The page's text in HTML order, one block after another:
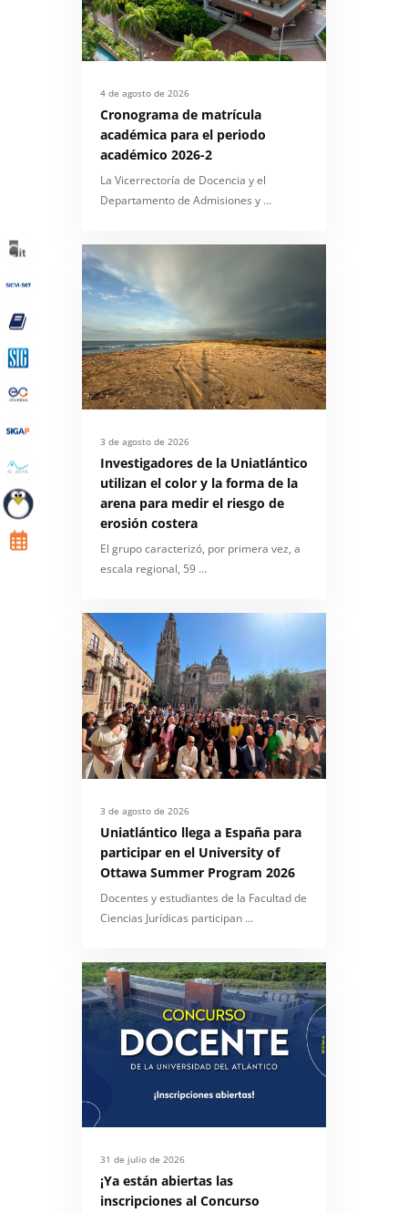
4 de agosto de 2026
Cronograma de matrícula
académica para el periodo
académico 2026-2
La Vicerrectoría de Docencia y el
Departamento de Admisiones y …
3 de agosto de 2026
Investigadores de la Uniatlántico
utilizan el color y la forma de la
arena para medir el riesgo de
erosión costera
El grupo caracterizó, por primera vez, a
escala regional, 59 …
3 de agosto de 2026
Uniatlántico llega a España para
participar en el University of
Ottawa Summer Program 2026
Docentes y estudiantes de la Facultad de
Ciencias Jurídicas participan …
31 de julio de 2026
¡Ya están abiertas las
inscripciones al Concurso